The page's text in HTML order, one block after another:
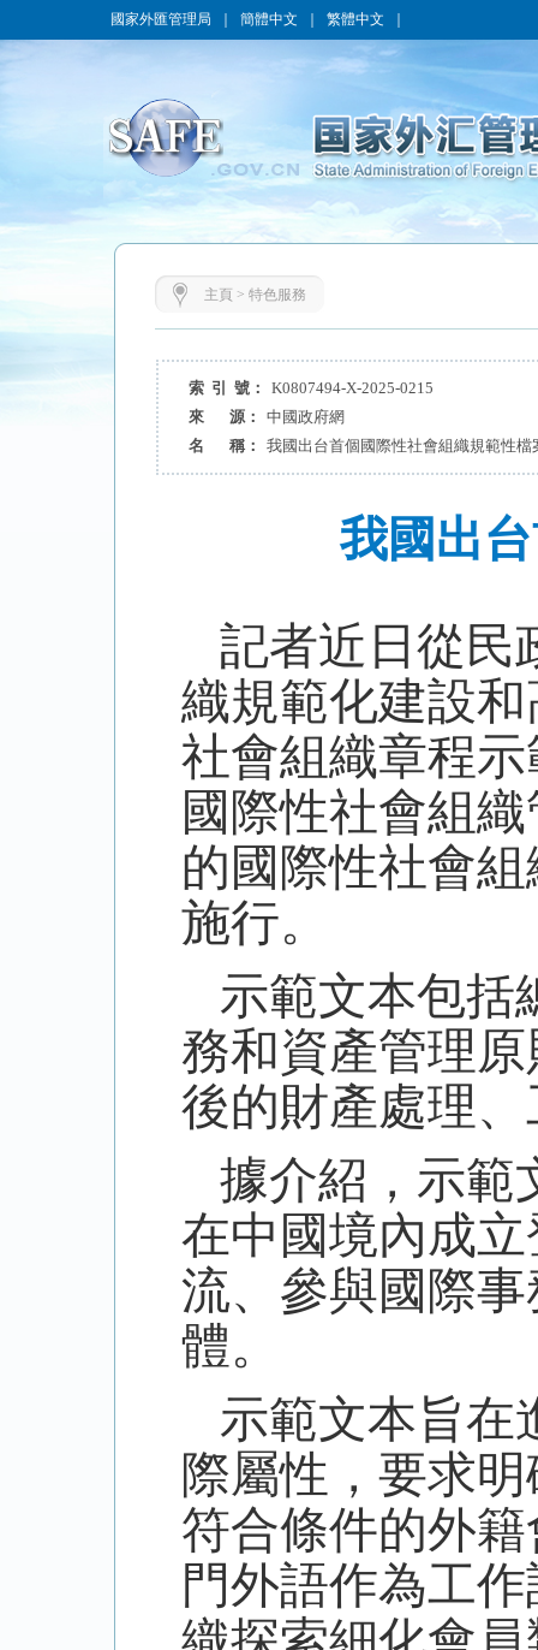
國家外匯管理局 簡體中文 繁體中文
主頁 > 特色服務
索 引 號：
K0807494-X-2025-0215
來 源：
中國政府網
名 稱：
我國出台首個國際性社會組織規範性檔
我國出
記者近日從民
織規範化建設
社會組織章程
國際性社會組
的國際性社會
施行。
示範文本包括
務和資產管理
後的財產處理
據介紹，示範
在中國境內成
流、參與國際
體。
示範文本旨在
際屬性，要求
符合條件的外
門外語作為工